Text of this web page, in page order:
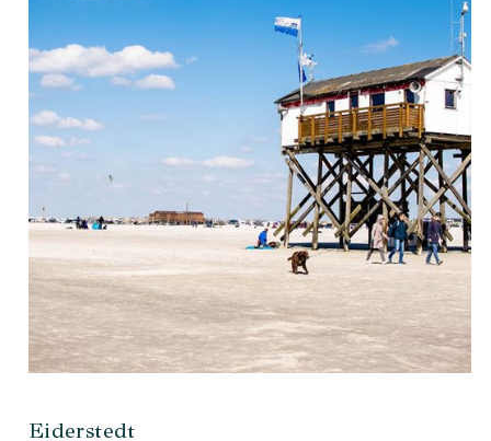
Eiderstedt